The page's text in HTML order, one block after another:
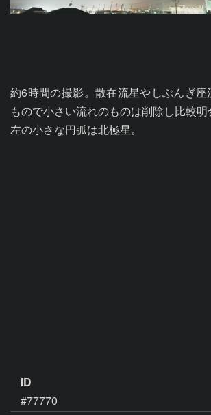
約6時間の撮影。散在流星やしぶんぎ座
もので小さい流れのものは削除し比較明
左の小さな円弧は北極星。
ID
#77770